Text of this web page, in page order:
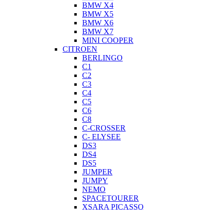
BMW X4
BMW X5
BMW X6
BMW X7
MINI COOPER
CITROEN
BERLINGO
C1
C2
C3
C4
C5
C6
C8
C-CROSSER
C- ELYSEE
DS3
DS4
DS5
JUMPER
JUMPY
NEMO
SPACETOURER
XSARA PICASSO